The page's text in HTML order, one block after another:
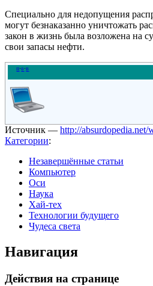
Специально для недопущения
могут безнаказанно уничтожать
закон в жизнь была возложена на
свои запасы нефти.
п·о ·в
Источник — http://
Категории:
Незавершённые статьи
Компьютер
Оси
Наука
Хай-тех
Технологии будущего
Чудеса света
Навигация
Действия на странице